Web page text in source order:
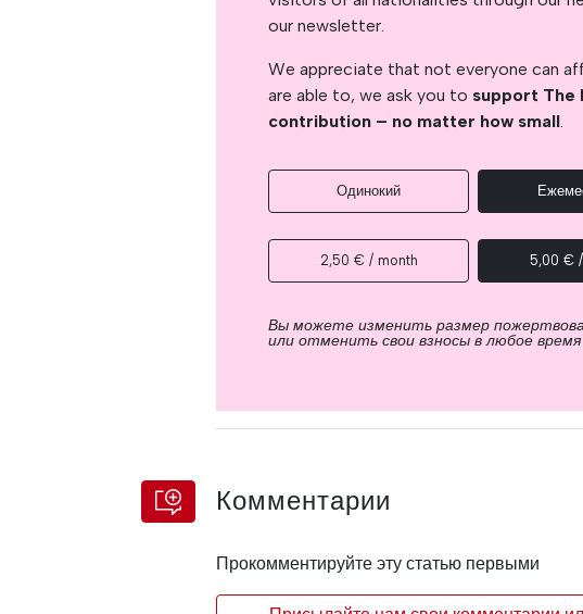
our newsletter.
We appreciate that not everyone can
are able to, we ask you to support The
contribution – no matter how small.
Одинокий
2,50 € / month 5,00 €
Вы можете изменить размер
или отменить свои взносы в любое время
Комментарии
Прокомментируйте эту статью первыми